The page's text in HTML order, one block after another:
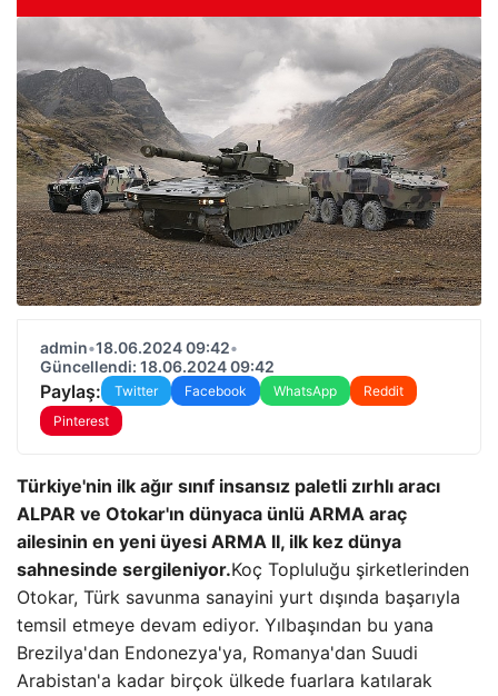
admin•18.06.2024 09:42•
Güncellendi: 18.06.2024 09:42
Paylaş: Twitter Facebook WhatsApp
Reddit
Pinterest
Türkiye'nin ilk ağır sınıf insansız paletli zırhlı aracı
ALPAR ve Otokar'ın dünyaca ünlü ARMA araç
ailesinin en yeni üyesi ARMA II, ilk kez dünya
sahnesinde sergileniyor.Koç Topluluğu şirketlerinden
Otokar, Türk savunma sanayini yurt dışında başarıyla
temsil etmeye devam ediyor. Yılbaşından bu yana
Brezilya'dan Endonezya'ya, Romanya'dan Suudi
Arabistan'a kadar birçok ülkede fuarlara katılarak